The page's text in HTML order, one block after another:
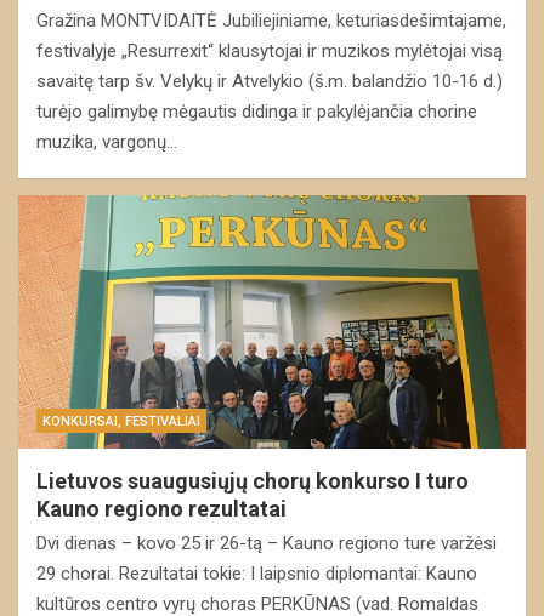
Gražina MONTVIDAITĖ Jubiliejiniame, keturiasdešimtajame,
festivalyje „Resurrexit“ klausytojai ir muzikos mylėtojai visą
savaitę tarp šv. Velykų ir Atvelykio (š.m. balandžio 10-16 d.)
turėjo galimybę mėgautis didinga ir pakylėjančia chorine
muzika, vargonų…
KONKURSAI, FESTIVALIAI
Lietuvos suaugusiųjų chorų konkurso I turo
Kauno regiono rezultatai
Dvi dienas – kovo 25 ir 26-tą – Kauno regiono ture varžėsi
29 chorai. Rezultatai tokie: I laipsnio diplomantai: Kauno
kultūros centro vyrų choras PERKŪNAS (vad. Romaldas